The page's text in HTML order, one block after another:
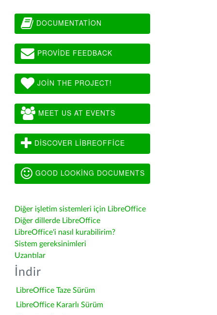
DOCUMENTATION
PROVIDE FEEDBACK
JOIN THE PROJECT!
MEET US AT EVENTS
DISCOVER LIBREOFFICE
GOOD LOOKING DOCUMENTS
Diğer işletim sistemleri için LibreOffice
Diğer dillerde LibreOffice
LibreOffice'i nasıl kurabilirim?
Sistem gereksinimleri
Uzantılar
İndir
LibreOffice Taze Sürüm
LibreOffice Kararlı Sürüm